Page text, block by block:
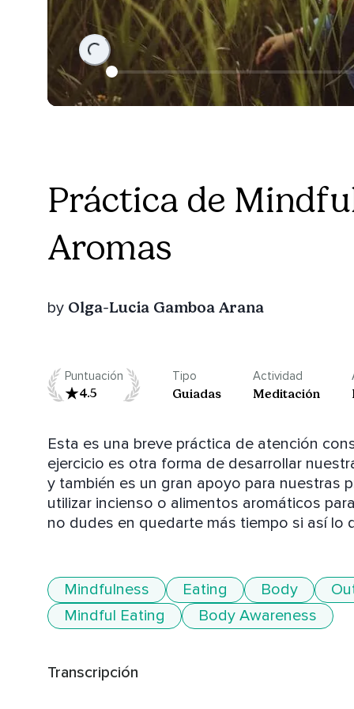
Loading...
Práctica de
Aromas
by Olga-Lucia Gamboa Arana
Puntuación
4.5
Tipo
Guiadas
Actividad
Meditación
Esta es una breve práctica de atención
ejercicio es otra forma de desarrollar
y también es un gran apoyo para nuestras
utilizar incienso o alimentos aromáticos
no dudes en quedarte más tiempo si así lo
Mindfulness Eating Body
Mindful Eating
Body Awareness
Transcripción